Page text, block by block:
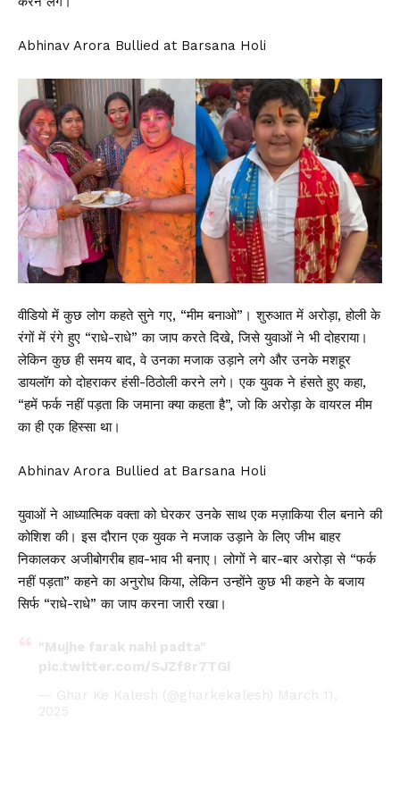
Abhinav Arora Bullied at Barsana Holi
वीडियो में कुछ लोग कहते सुने गए, “मीम बनाओ”। शुरुआत में अरोड़ा, होली के
रंगों में रंगे हुए “राधे-राधे” का जाप करते दिखे, जिसे युवाओं ने भी दोहराया।
लेकिन कुछ ही समय बाद, वे उनका मजाक उड़ाने लगे और उनके मशहूर
डायलॉग को दोहराकर हंसी-ठिठोली करने लगे। एक युवक ने हंसते हुए कहा,
“हमें फर्क नहीं पड़ता कि जमाना क्या कहता है”, जो कि अरोड़ा के वायरल मीम
का ही एक हिस्सा था।
Abhinav Arora Bullied at Barsana Holi
युवाओं ने आध्यात्मिक वक्ता को घेरकर उनके साथ एक मज़ाकिया रील बनाने की
कोशिश की। इस दौरान एक युवक ने मजाक उड़ाने के लिए जीभ बाहर
निकालकर अजीबोगरीब हाव-भाव भी बनाए। लोगों ने बार-बार अरोड़ा से “फर्क
नहीं पड़ता” कहने का अनुरोध किया, लेकिन उन्होंने कुछ भी कहने के बजाय
सिर्फ “राधे-राधे” का जाप करना जारी रखा।
"Mujhe farak nahi padta"
pic.twitter.com/SJZf8r7TGi
— Ghar Ke Kalesh (@gharkekalesh) March 11,
2025